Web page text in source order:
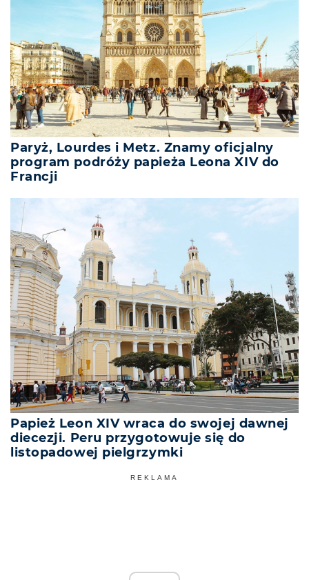
Paryż, Lourdes i Metz. Znamy oficjalny
program podróży papieża Leona XIV do
Francji
Papież Leon XIV wraca do swojej dawnej
diecezji. Peru przygotowuje się do
listopadowej pielgrzymki
REKLAMA